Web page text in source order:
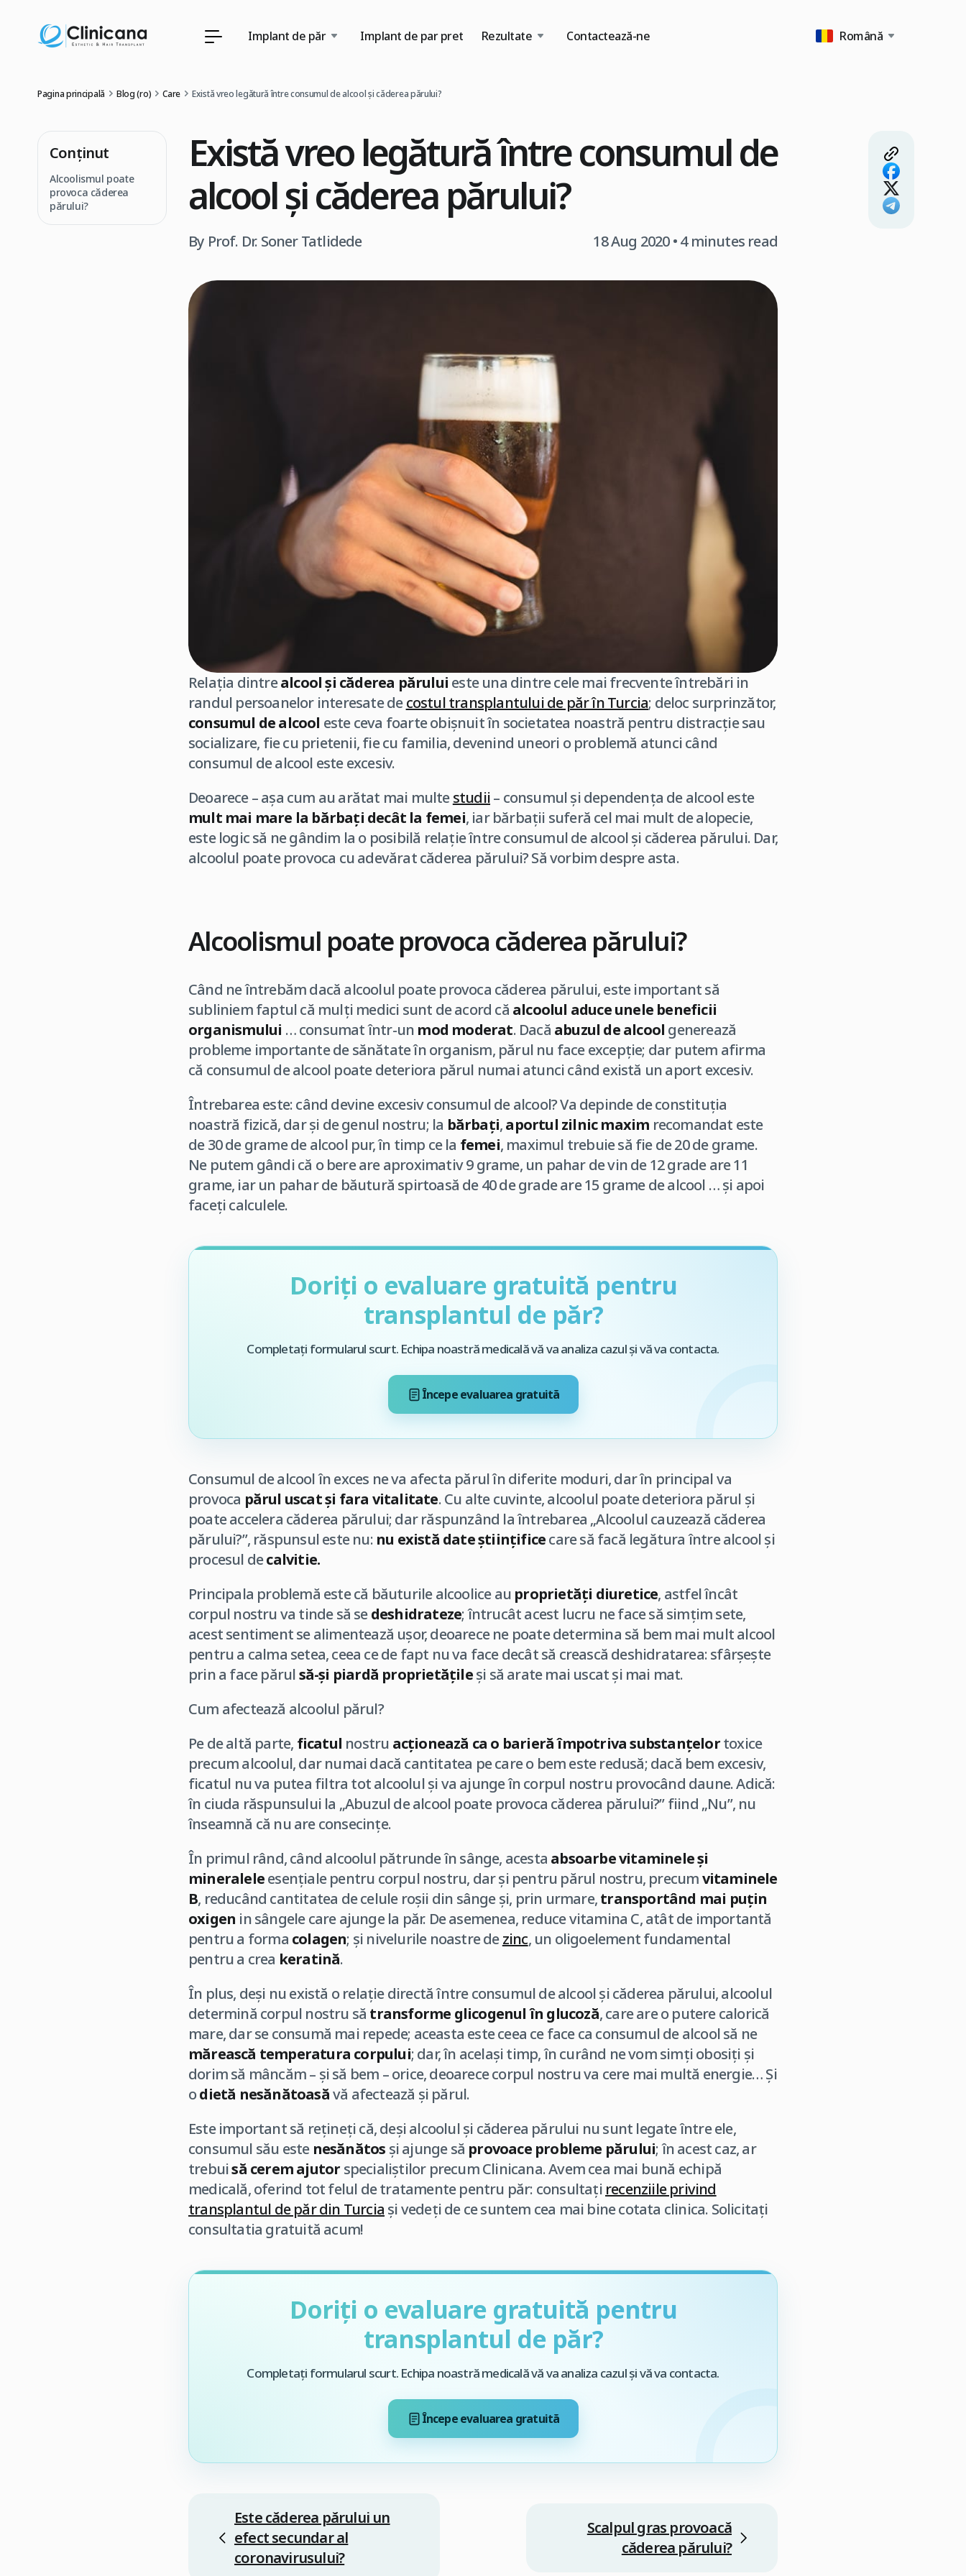
Implant de păr Implant de par pret Rezultate Contactează-ne Română
Pagina principală Blog (ro) Care Există vreo legătură între consumul de alcool și căderea părului?
Conţinut
Alcoolismul poate
provoca căderea
părului?
Există vreo legătură între consumul de
alcool și căderea părului?
By Prof. Dr. Soner Tatlidede 18 Aug 2020• 4 minutes read
Relația dintrealcool și căderea părului este una dintre cele mai frecvente întrebări in
randul persoanelor interesate decostul transplantului de păr în Turcia; deloc surprinzător,
consumul de alcool este ceva foarte obișnuit în societatea noastră pentru distracție sau
socializare, fie cu prietenii, fie cu familia, devenind uneori o problemă atunci când
consumul de alcool este excesiv.
Deoarece – așa cum au arătat mai multestudii– consumul și dependența de alcool este
mult mai mare la bărbați decât la femei, iar bărbații suferă cel mai mult de alopecie,
este logic să ne gândim la o posibilă relație între consumul de alcool și căderea părului. Dar,
alcoolul poate provoca cu adevărat căderea părului? Să vorbim despre asta.
Alcoolismul poate provoca căderea părului?
Când ne întrebăm dacă alcoolul poate provoca căderea părului, este important să
subliniem faptul că mulți medici sunt de acord că alcoolul aduce unele beneficii
organismului … consumat într-un mod moderat. Dacă abuzul de alcool generează
probleme importante de sănătate în organism, părul nu face excepție; dar putem afirma
că consumul de alcool poate deteriora părul numai atunci când există un aport excesiv.
Întrebarea este: când devine excesiv consumul de alcool? Va depinde de constituția
noastră fizică, dar și de genul nostru; la bărbați,aportul zilnic maxim recomandat este
de 30 de grame de alcool pur, în timp ce la femei, maximul trebuie să fie de 20 de grame.
Ne putem gândi că o bere are aproximativ 9 grame, un pahar de vin de 12 grade are 11
grame, iar un pahar de băutură spirtoasă de 40 de grade are 15 grame de alcool … și apoi
faceți calculele.
Doriți o evaluare gratuită pentru
transplantul de păr?
Completați formularul scurt. Echipa noastră medicală vă va analiza cazul și vă va contacta.
Începe evaluarea gratuită
Consumul de alcool în exces ne va afecta părul în diferite moduri, dar în principal va
provoca părul uscat și fara vitalitate. Cu alte cuvinte, alcoolul poate deteriora părul și
poate accelera căderea părului; dar răspunzând la întrebarea „Alcoolul cauzează căderea
părului?”, răspunsul este nu: nu există date științificecare să facă legătura între alcool și
procesul decalvitie.
Principala problemă este că băuturile alcoolice au proprietăți diuretice, astfel încât
corpul nostru va tinde să sedeshidrateze; întrucât acest lucru ne face să simțim sete,
acest sentiment se alimentează ușor, deoarece ne poate determina să bem mai mult alcool
pentru a calma setea, ceea ce de fapt nu va face decât să crească deshidratarea: sfârșește
prin a face părulsă-și piardă proprietățileși să arate mai uscat și mai mat.
Cum afectează alcoolul părul?
Pe de altă parte, ficatul nostru acționează ca o barieră împotriva substanțelortoxice
precum alcoolul, dar numai dacă cantitatea pe care o bem este redusă; dacă bem excesiv,
ficatul nu va putea filtra tot alcoolul și va ajunge în corpul nostru provocând daune. Adică:
în ciuda răspunsului la „Abuzul de alcool poate provoca căderea părului?” fiind „Nu”, nu
înseamnă că nu are consecințe.
În primul rând, când alcoolul pătrunde în sânge, acesta absoarbe vitaminele și
mineraleleesențiale pentru corpul nostru, dar și pentru părul nostru, precumvitaminele
B, reducând cantitatea de celule roșii din sânge și, prin urmare,transportând mai puțin
oxigen in sângele care ajunge la păr. De asemenea, reduce vitamina C, atât de importantă
pentru a forma colagen; și nivelurile noastre dezinc, un oligoelement fundamental
pentru a crea keratină.
În plus, deși nu există o relație directă între consumul de alcool și căderea părului, alcoolul
determină corpul nostru să transforme glicogenul în glucoză, care are o putere calorică
mare, dar se consumă mai repede; aceasta este ceea ce face ca consumul de alcool să ne
mărească temperatura corpului; dar, în același timp, în curând ne vom simți obosiți și
dorim să mâncăm – și să bem – orice, deoarece corpul nostru va cere mai multă energie… Și
odietă nesănătoasăvă afectează și părul.
Este important să rețineți că, deși alcoolul și căderea părului nu sunt legate între ele,
consumul său este nesănătos și ajunge să provoace probleme părului; în acest caz, ar
trebuisă cerem ajutorspecialiștilor precum Clinicana. Avem cea mai bună echipă
medicală, oferind tot felul de tratamente pentru păr: consultați recenziile privind
transplantul de păr din Turcia și vedeți de ce suntem cea mai bine cotata clinica. Solicitați
consultatia gratuită acum!
Doriți o evaluare gratuită pentru
transplantul de păr?
Completați formularul scurt. Echipa noastră medicală vă va analiza cazul și vă va contacta.
Începe evaluarea gratuită
Este căderea părului un
efect secundar al
coronavirusului?
Scalpul gras provoacă
căderea părului?